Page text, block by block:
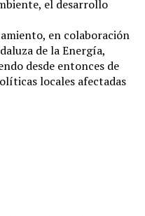
el desarrollo
en colaboración
de la Energía,
desde entonces de
locales afectadas